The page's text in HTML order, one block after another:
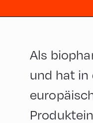
Als
und hat in